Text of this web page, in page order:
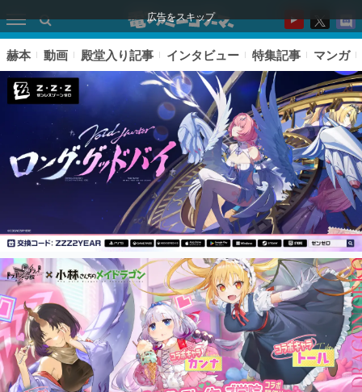
広告をスキップ
ピックアップ
電ファミのいま読まれている記事ランキング
アプリセール情報
インタビュー
赫本 動画 殿堂入り記事 インタビュー 特集記事 マンガ